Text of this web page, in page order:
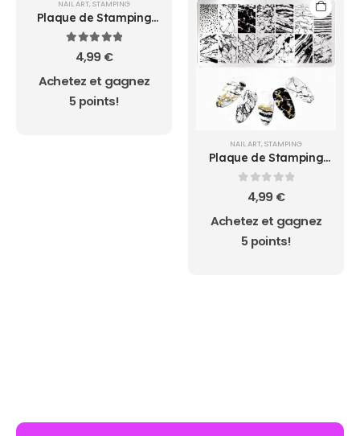
NAIL ART, STAMPING
Plaque de Stamping
001 MANZILIN
5.00sur 5
4,99 €
Achetez et gagnez
5 points!
NAIL ART, STAMPING
Plaque de Stamping
076 Nicole Diary
sur 5
4,99 €
Achetez et gagnez
5 points!